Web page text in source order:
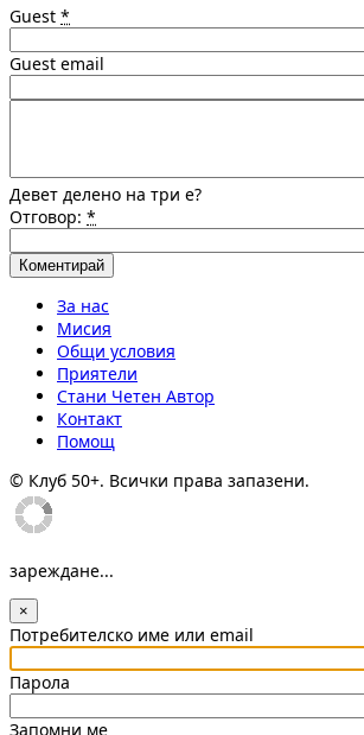
Guest *
Guest email
Девет делено на три е?
Отговор: *
За нас
Мисия
Общи условия
Приятели
Стани Четен Автор
Контакт
Помощ
© Клуб 50+. Всички права запазени.
зареждане...
×
Потребителско име или email
Парола
Запомни ме